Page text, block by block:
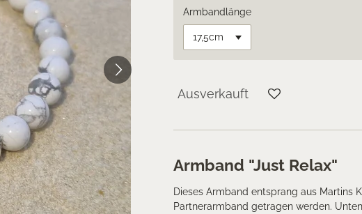
Armbandlänge
Ausverkauft
Armband "Just Relax"
Dieses Armband entsprang aus Martins
Partnerarmband getragen werden.